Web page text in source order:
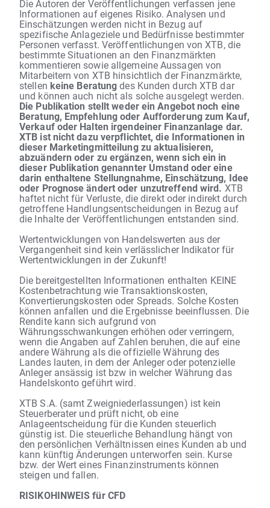
Die Autoren der Veröffentlichungen verfassen jene
Informationen auf eigenes Risiko. Analysen und
Einschätzungen werden nicht in Bezug auf
spezifische Anlageziele und Bedürfnisse bestimmter
Personen verfasst. Veröffentlichungen von XTB, die
bestimmte Situationen an den Finanzmärkten
kommentieren sowie allgemeine Aussagen von
Mitarbeitern von XTB hinsichtlich der Finanzmärkte,
stellen keine Beratungdes Kunden durch XTB dar
und können auch nicht als solche ausgelegt werden.
Die Publikation stellt weder ein Angebot noch eine
Beratung, Empfehlung oder Aufforderung zum Kauf,
Verkauf oder Halten irgendeiner Finanzanlage dar.
XTB ist nicht dazu verpflichtet, die Informationen in
dieser Marketingmitteilung zu aktualisieren,
abzuändern oder zu ergänzen, wenn sich ein in
dieser Publikation genannter Umstand oder eine
darin enthaltene Stellungnahme, Einschätzung, Idee
oder Prognose ändert oder unzutreffend wird.XTB
haftet nicht für Verluste, die direkt oder indirekt durch
getroffene Handlungsentscheidungen in Bezug auf
die Inhalte der Veröffentlichungen entstanden sind.
Wertentwicklungen von Handelswerten aus der
Vergangenheit sind kein verlässlicher Indikator für
Wertentwicklungen in der Zukunft!
Die bereitgestellten Informationen enthalten KEINE
Kostenbetrachtung wie Transaktionskosten,
Konvertierungskosten oder Spreads. Solche Kosten
können anfallen und die Ergebnisse beeinflussen. Die
Rendite kann sich aufgrund von
Währungsschwankungen erhöhen oder verringern,
wenn die Angaben auf Zahlen beruhen, die auf eine
andere Währung als die offizielle Währung des
Landes lauten, in dem der Anleger oder potenzielle
Anleger ansässig ist bzw in welcher Währung das
Handelskonto geführt wird.
XTB S.A. (samt Zweigniederlassungen) ist kein
Steuerberater und prüft nicht, ob eine
Anlageentscheidung für die Kunden steuerlich
günstig ist. Die steuerliche Behandlung hängt von
den persönlichen Verhältnissen eines Kunden ab und
kann künftig Änderungen unterworfen sein. Kurse
bzw. der Wert eines Finanzinstruments können
steigen und fallen.
RISIKOHINWEIS für CFD